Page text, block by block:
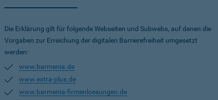
Die Erklärung gilt für folgende Webseiten und Subwebs, auf denen die
Vorgaben zur Erreichung der digitalen Barrierefreiheit umgesetzt
werden:
www.barmenia.de
www.extra-plus.de
www.barmenia-firmenloesungen.de